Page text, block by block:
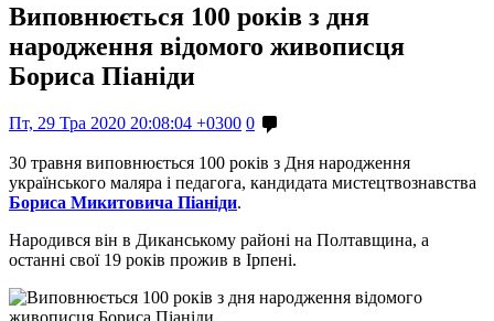
Виповнюється 100 років з дня
народження відомого живописця
Бориса Піаніди
Пт, 29 Тра 2020 20:08:04 +0300 0
30 травня виповнюється 100 років з Дня народження
українського маляра і педагога, кандидата мистецтвознавства
Бориса Микитовича Піаніди.
Народився він в Диканському районі на Полтавщина, а
останні свої 19 років прожив в Ірпені.